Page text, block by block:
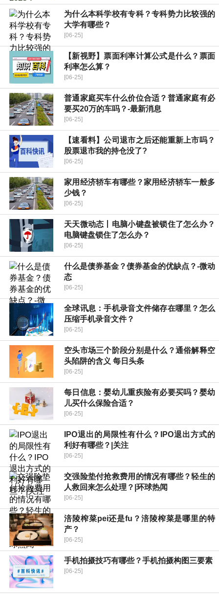
为什么本科学校有专科？专科势力比较强的
大学有哪些？
[06-25]
【新视野】票面利率计算公式是什么？票面
利率怎么算？
[06-25]
普通家庭买车什么价位合适？普通家庭有必
要买20万的车吗？-最新消息
[06-25]
【速看料】公司退市之后还能重新上市吗？
股票退市我的持仓没了?
[06-25]
家用经济轿车有哪些？家用经济轿车一般多
少钱？
[06-25]
天天微动态丨电脑小键盘被锁住了怎么办？
电脑键盘锁住了怎么办？
[06-25]
什么是债券基金？债券基金的优缺点？-微动
态
[06-25]
全球讯息：手机录音文件储存在哪里？怎么
压缩手机录音文件？
[06-25]
空头市场三个阶段分别是什么？通俗解释空
头陷阱的含义 每日头条
[06-25]
每日信息：婴幼儿重疾险有必要买吗？婴幼
儿买什么保险合适？
[06-25]
IPO退出的局限性有什么？IPO退出方式的
利好有哪些？|关注
[06-25]
交强险垫付抢救费用的情况有哪些？轻生的
人救回来怎么处理？|环球热闻
[06-25]
涪陵榨菜pei还是fu？涪陵榨菜是哪里的特
产？
[06-25]
手机拍摄技巧有哪些？手机拍摄构图三要素
[06-25]